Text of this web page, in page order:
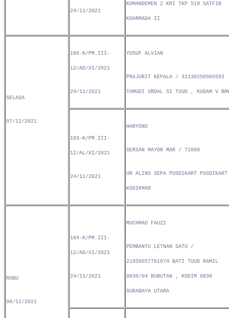
24/11/2021
KOMANDEMEN 2 KRI TKP 519 SATFIB
KOARMADA II
SELASA
07/12/2021
180-K/PM.III-
12/AD/XI/2021
24/11/2021
YUSUF ALVIAN
PRAJURIT KEPALA / 31130250960593
TAMUDI URDAL SI TUUD , KUDAM V
183-K/PM.III-
12/AL/XI/2021
24/11/2021
HARYONO
SERSAN MAYOR MAR / 71060
UR ALINS SEPA PUSDIKART PUSDIKART
KODIKMAR
RABU
08/12/2021
184-K/PM.III-
12/AD/XI/2021
24/11/2021
MUCHMAD FAUZI
PEMBANTU LETNAN SATU /
21950057781074 BATI TUUD RAMIL
0830/04 BUBUTAN , KODIM 0830
SURABAYA UTARA